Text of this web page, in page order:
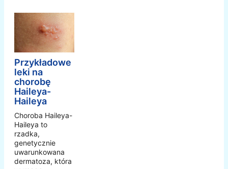
Przykładowe
leki na
chorobę
Haileya-
Haileya
Choroba Haileya-
Haileya to
rzadka,
genetycznie
uwarunkowana
dermatoza, która